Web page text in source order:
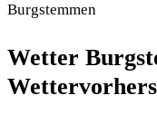
Burgstemmen
Wetter